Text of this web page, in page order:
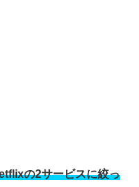
の2サービスに絞っ